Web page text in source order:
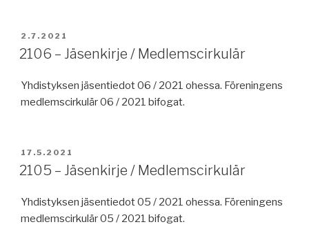
Matti
JULKAISTU
2.7.2021
2106 – Jäsenkirje / Medlemscirkulär
Yhdistyksen jäsentiedot 06 / 2021 ohessa. Föreningens
medlemscirkulär 06 / 2021 bifogat.
JULKAISTU
17.5.2021
2105 – Jäsenkirje / Medlemscirkulär
Yhdistyksen jäsentiedot 05 / 2021 ohessa. Föreningens
medlemscirkulär 05 / 2021 bifogat.